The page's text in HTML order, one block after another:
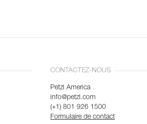
CONTACTEZ-NOUS
Petzl America
info@petzl.com
(+1) 801 926 1500
Formulaire de contact